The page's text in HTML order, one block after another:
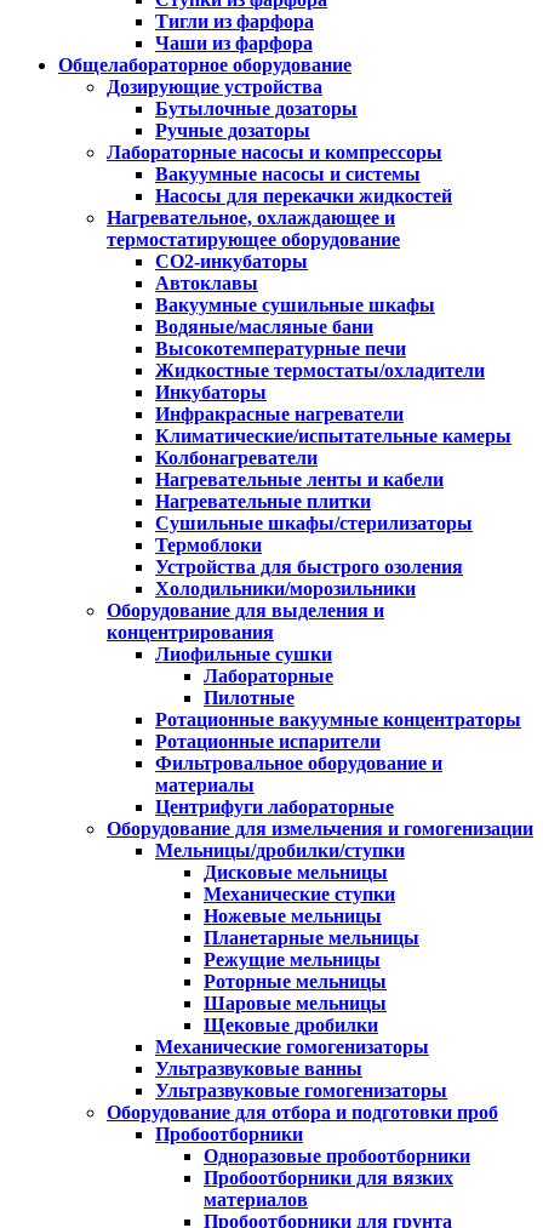
Тигли из фарфора
Чаши из фарфора
Общелабораторное оборудование
Дозирующие устройства
Бутылочные дозаторы
Ручные дозаторы
Лабораторные насосы и компрессоры
Вакуумные насосы и системы
Насосы для перекачки жидкостей
Нагревательное, охлаждающее и
термостатирующее оборудование
CO2-инкубаторы
Автоклавы
Вакуумные сушильные шкафы
Водяные/масляные бани
Высокотемпературные печи
Жидкостные термостаты/охладители
Инкубаторы
Инфракрасные нагреватели
Климатические/испытательные камеры
Колбонагреватели
Нагревательные ленты и кабели
Нагревательные плитки
Сушильные шкафы/стерилизаторы
Термоблоки
Устройства для быстрого озоления
Холодильники/морозильники
Оборудование для выделения и
концентрирования
Лиофильные сушки
Лабораторные
Пилотные
Ротационные вакуумные концентраторы
Ротационные испарители
Фильтровальное оборудование и
материалы
Центрифуги лабораторные
Оборудование для измельчения и гомогенизации
Мельницы/дробилки/ступки
Дисковые мельницы
Механические ступки
Ножевые мельницы
Планетарные мельницы
Режущие мельницы
Роторные мельницы
Шаровые мельницы
Щековые дробилки
Механические гомогенизаторы
Ультразвуковые ванны
Ультразвуковые гомогенизаторы
Оборудование для отбора и подготовки проб
Пробоотборники
Одноразовые пробоотборники
Пробоотборники для вязких
материалов
Пробоотборники для грунта